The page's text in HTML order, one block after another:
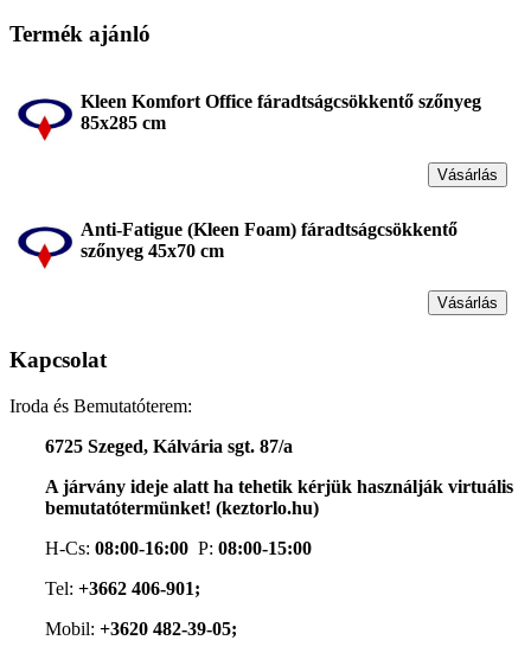
Termék ajánló
Kleen Komfort Office fáradtságcsökkentő szőnyeg
85x285 cm
Vásárlás
Anti-Fatigue (Kleen Foam) fáradtságcsökkentő
szőnyeg 45x70 cm
Vásárlás
Kapcsolat
Iroda és Bemutatóterem:
6725 Szeged, Kálvária sgt. 87/a
A járvány ideje alatt ha tehetik kérjük használják virtuális
bemutatótermünket! (keztorlo.hu)
H-Cs: 08:00-16:00 P: 08:00-15:00
Tel: +3662 406-901;
Mobil: +3620 482-39-05;